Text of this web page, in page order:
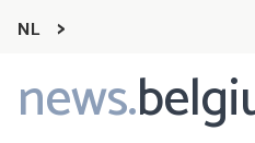
NL
news.
Main
navigation